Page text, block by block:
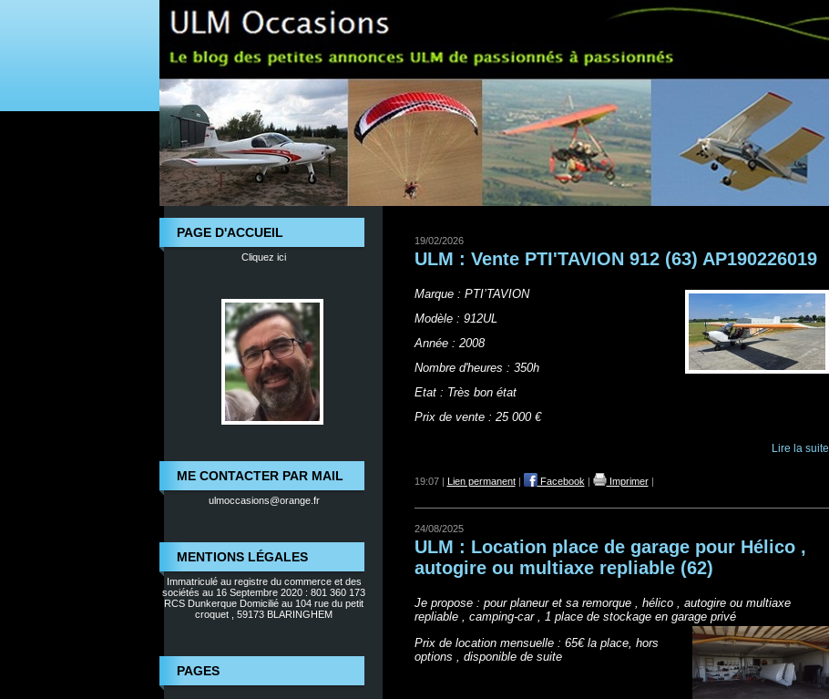
PAGE D'ACCUEIL
Cliquez ici
ME CONTACTER PAR MAIL
ulmoccasions@orange.fr
MENTIONS LÉGALES
Immatriculé au registre du commerce et des
sociétés au 16 Septembre 2020 : 801 360 173
RCS Dunkerque Domicilié au 104 rue du petit
croquet , 59173 BLARINGHEM
PAGES
19/02/2026
ULM : Vente PTI'TAVION 912 (63) AP190226019
Marque : PTI’TAVION
Modèle : 912UL
Année : 2008
Nombre d'heures : 350h
Etat : Très bon état
Prix de vente : 25 000 €
Lire la suite
19:07 | Lien permanent| Facebook | Imprimer|
24/08/2025
ULM : Location place de garage pour Hélico ,
autogire ou multiaxe repliable (62)
Je propose : pour planeur et sa remorque , hélico , autogire ou multiaxe
repliable , camping-car , 1 place de stockage en garage privé
Prix de location mensuelle : 65€ la place, hors
options , disponible de suite